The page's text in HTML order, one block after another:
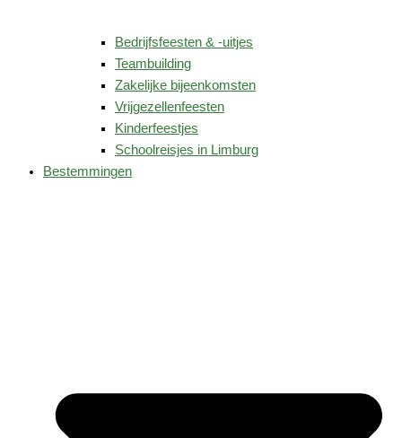
Bedrijfsfeesten & -uitjes
Teambuilding
Zakelijke bijeenkomsten
Vrijgezellenfeesten
Kinderfeestjes
Schoolreisjes in Limburg
Bestemmingen